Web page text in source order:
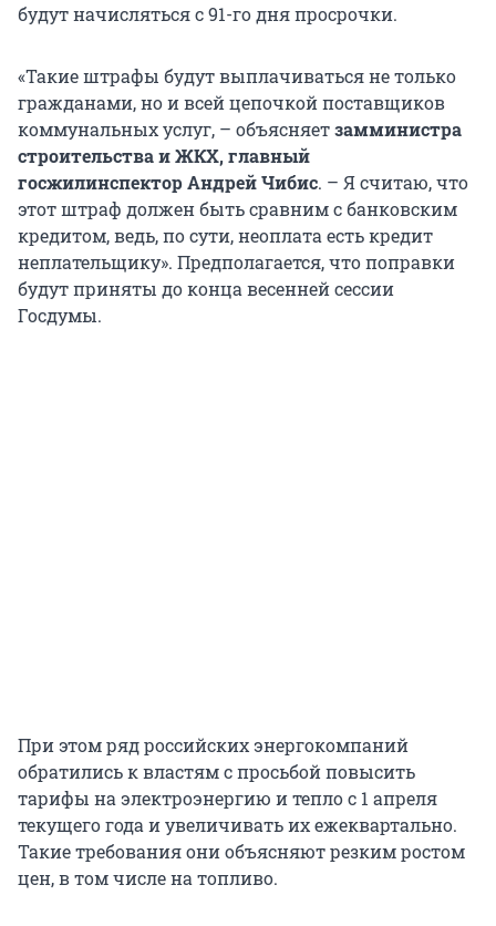
будут начисляться с 91-го дня просрочки.
«Такие штрафы будут выплачиваться не только
гражданами, но и всей цепочкой поставщиков
коммунальных услуг, – объясняетзамминистра
строительства и ЖКХ, главный
госжилинспекторАндрей Чибис. – Я считаю, что
этот штраф должен быть сравним с банковским
кредитом, ведь, по сути, неоплата есть кредит
неплательщику». Предполагается, что поправки
будут приняты до конца весенней сессии
Госдумы.
При этом ряд российских энергокомпаний
обратились к властям с просьбой повысить
тарифы на электроэнергию и тепло с 1 апреля
текущего года и увеличивать их ежеквартально.
Такие требования они объясняют резким ростом
цен, в том числе на топливо.